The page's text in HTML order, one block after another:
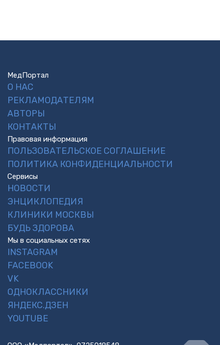
МедПортал
О НАС
РЕКЛАМОДАТЕЛЯМ
АВТОРЫ
КОНТАКТЫ
Правовая информация
ПОЛЬЗОВАТЕЛЬСКОЕ СОГЛАШЕНИЕ
ПОЛИТИКА КОНФИДЕНЦИАЛЬНОСТИ
Сервисы
НОВОСТИ
ЭНЦИКЛОПЕДИЯ
КЛИНИКИ МОСКВЫ
БУДЬ ЗДОРОВА
Мы в социальных сетях
INSTAGRAM
FACEBOOK
VK
ОДНОКЛАССНИКИ
ЯНДЕКС.ДЗЕН
YOUTUBE